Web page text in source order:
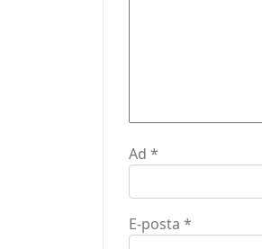
Ad *
E-posta *